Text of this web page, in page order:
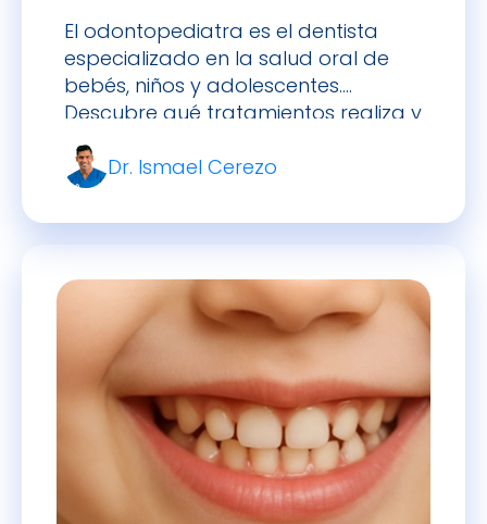
El odontopediatra es el dentista
especializado en la salud oral de
bebés, niños y adolescentes.
Descubre qué tratamientos realiza y
cuándo acudir con tu hijo.
Dr. Ismael Cerezo